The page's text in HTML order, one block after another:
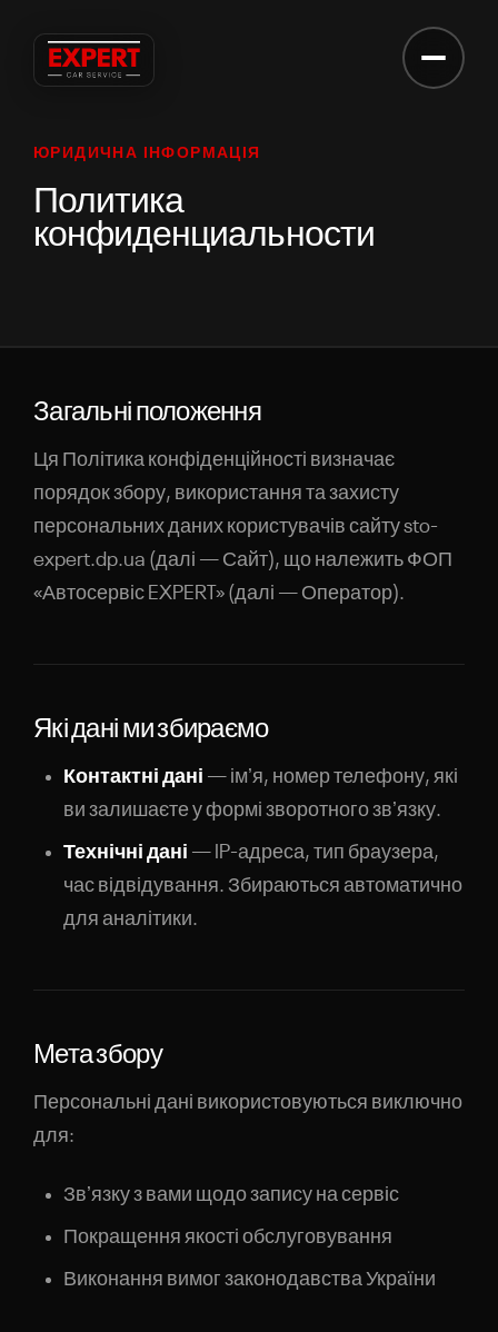
ЮРИДИЧНА ІНФОРМАЦІЯ
Политика
конфиденциальности
Загальні положення
Ця Політика конфіденційності визначає
порядок збору, використання та захисту
персональних даних користувачів сайту sto-
expert.dp.ua (далі — Сайт), що належить ФОП
«Автосервіс EXPERT» (далі — Оператор).
Які дані ми збираємо
Контактні дані — імʼя, номер телефону, які
ви залишаєте у формі зворотного звʼязку.
Технічні дані — IP-адреса, тип браузера,
час відвідування. Збираються автоматично
для аналітики.
Мета збору
Персональні дані використовуються виключно
для:
Звʼязку з вами щодо запису на сервіс
Покращення якості обслуговування
Виконання вимог законодавства України
ОТПРАВИТЬ ЗАЯВКУ
Нажимая, вы соглашаетесь с обработкой персональных данных